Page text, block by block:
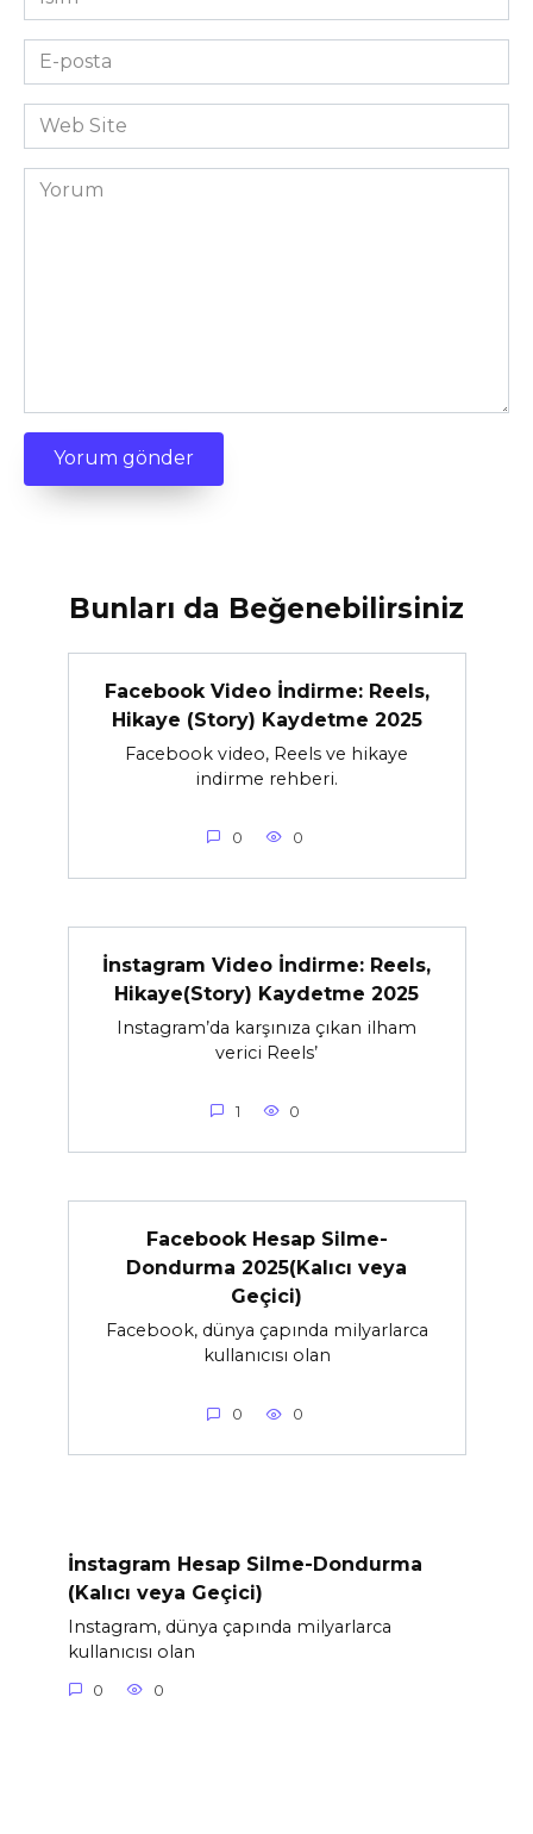
*
E-
posta
*Web
Site
Yorum
Bunları da Beğenebilirsiniz
Facebook Video İndirme: Reels,
Hikaye (Story) Kaydetme 2025
Facebook video, Reels ve hikaye
indirme rehberi.
0 0
İnstagram Video İndirme: Reels,
Hikaye(Story) Kaydetme 2025
Instagram’da karşınıza çıkan ilham
verici Reels’
1 0
Facebook Hesap Silme-
Dondurma 2025(Kalıcı veya
Geçici)
Facebook, dünya çapında milyarlarca
kullanıcısı olan
0 0
İnstagram Hesap Silme-Dondurma
(Kalıcı veya Geçici)
Instagram, dünya çapında milyarlarca
kullanıcısı olan
0 0